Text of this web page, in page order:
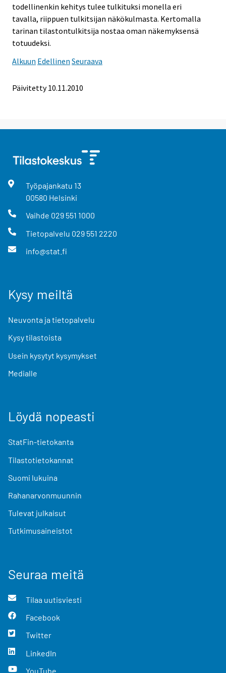
todellinenkin kehitys tulee tulkituksi monella eri
tavalla, riippuen tulkitsijan näkökulmasta. Kertomalla
tarinan tilastontulkitsija nostaa oman näkemyksensä
totuudeksi.
Alkuun Edellinen Seuraava
Päivitetty 10.11.2010
Työpajankatu 13
00580 Helsinki
Vaihde 029 551 1000
Tietopalvelu 029 551 2220
info@stat.fi
Kysy meiltä
Neuvonta ja tietopalvelu
Kysy tilastoista
Usein kysytyt kysymykset
Medialle
Löydä nopeasti
StatFin-tietokanta
Tilastotietokannat
Suomi lukuina
Rahanarvonmuunnin
Tulevat julkaisut
Tutkimusaineistot
Seuraa meitä
Tilaa uutisviesti
Facebook
Twitter
LinkedIn
YouTube